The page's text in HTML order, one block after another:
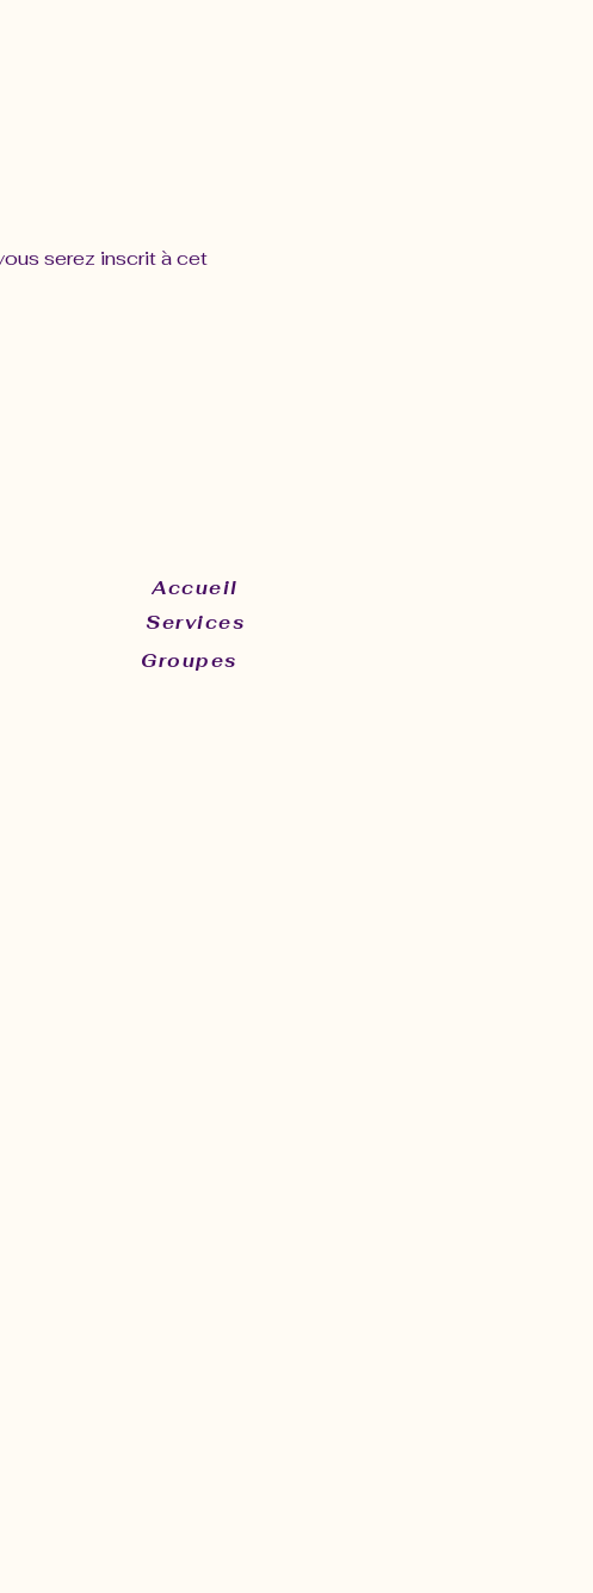
serez inscrit à cet
Services
Groupes
Accueil